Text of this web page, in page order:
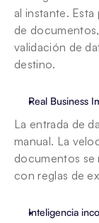
al instante.
de
validación de
destino.
Real Business
La entrada de
manual. La
documentos se
con reglas de
Inteligencia